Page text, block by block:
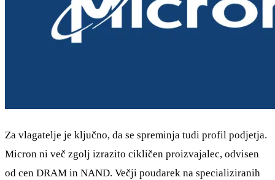
Za vlagatelje je ključno, da se spreminja tudi profil podjetja.
Micron ni več zgolj izrazito cikličen proizvajalec, odvisen
od cen DRAM in NAND. Večji poudarek na specializiranih